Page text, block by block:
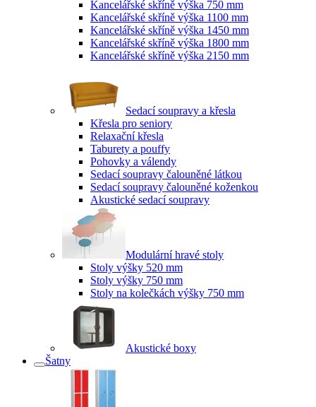
Kancelářské skříně výška 750 mm
Kancelářské skříně výška 1100 mm
Kancelářské skříně výška 1450 mm
Kancelářské skříně výška 1800 mm
Kancelářské skříně výška 2150 mm
Sedací soupravy a křesla
Křesla pro seniory
Relaxační křesla
Taburety a pouffy
Pohovky a válendy
Sedací soupravy čalouněné látkou
Sedací soupravy čalouněné koženkou
Akustické sedací soupravy
Modulární hravé stoly
Stoly výšky 520 mm
Stoly výšky 750 mm
Stoly na kolečkách výšky 750 mm
Akustické boxy
Šatny